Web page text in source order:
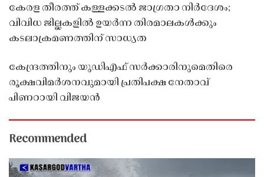
കേരള തീരത്ത് കള്ളക്കടൽ ജാഗ്രതാ നിർദേശം;
വിവിധ ജില്ലകളിൽ ഉയർന്ന തിരമാലകൾക്കും
കടലാക്രമണത്തിന് സാധ്യത
കേന്ദ്രത്തിനും യുഡിഎഫ് സർക്കാരിനുമെതിരെ
രൂക്ഷവിമർശനവുമായി പ്രതിപക്ഷ നേതാവ്
പിണറായി വിജയൻ
Recommended